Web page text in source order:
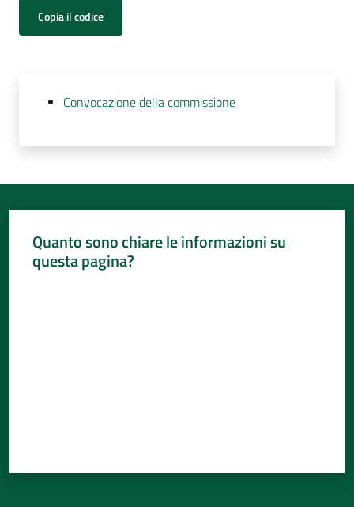
Copia il codice
Convocazione della commissione
Quanto sono chiare le informazioni su
questa pagina?